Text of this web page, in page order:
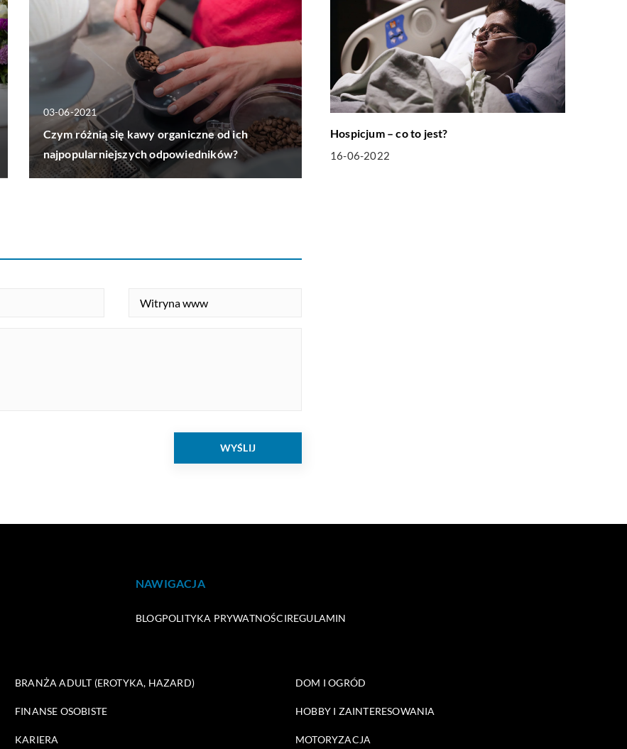
03-06-2021
Czym różnią się kawy organiczne od ich
najpopularniejszych odpowiedników?
Hospicjum – co to jest?
16-06-2022
NAWIGACJA
BLOGPOLITYKA PRYWATNOŚCIREGULAMIN
BRANŻA ADULT (EROTYKA, HAZARD) DOM I OGRÓD
FINANSE OSOBISTE HOBBY I ZAINTERESOWANIA
KARIERA MOTORYZACJA